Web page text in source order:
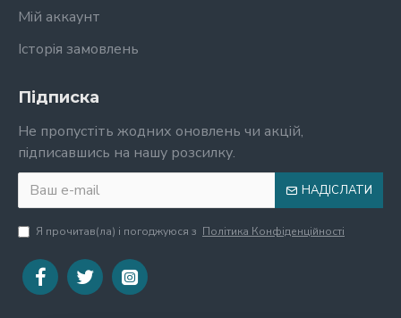
Мій аккаунт
Історія замовлень
Підписка
Не пропустіть жодних оновлень чи акцій,
підписавшись на нашу розсилку.
НАДІСЛАТИ
Я прочитав(ла) і погоджуюся з Політика Конфіденційності